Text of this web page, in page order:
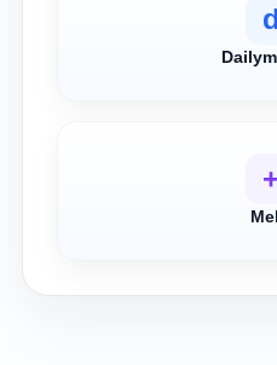
d
+